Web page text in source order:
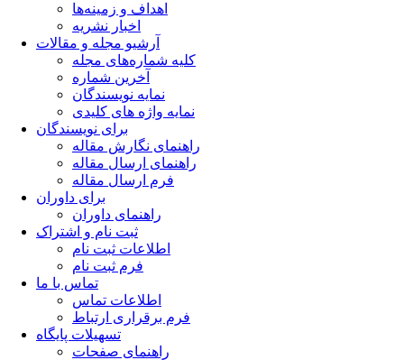
اهداف و زمینه‌ها
اخبار نشریه
آرشیو مجله و مقالات
کلیه شماره‌های مجله
آخرین شماره
نمایه نویسندگان
نمایه واژه های کلیدی
برای نویسندگان
راهنمای نگارش مقاله
راهنمای ارسال مقاله
فرم ارسال مقاله
برای داوران
راهنمای داوران
ثبت نام و اشتراک
اطلاعات ثبت نام
فرم ثبت نام
تماس با ما
اطلاعات تماس
فرم برقراری ارتباط
تسهیلات پایگاه
راهنمای صفحات